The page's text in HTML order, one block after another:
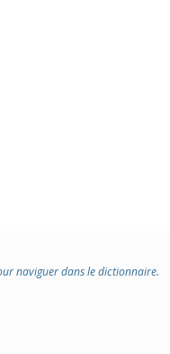
naviguer dans le dictionnaire.